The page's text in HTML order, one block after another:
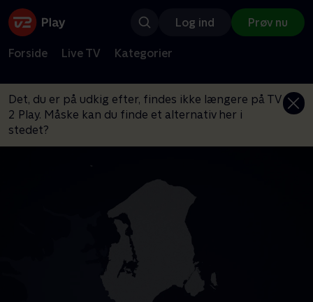
Log ind Prøv nu
Forside Live TV Kategorier
Det, du er på udkig efter, findes ikke længere på TV
2 Play. Måske kan du finde et alternativ her i
stedet?